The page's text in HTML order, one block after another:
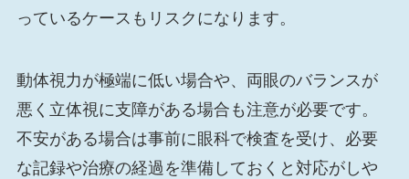
っているケースもリスクになります。
動体視力が極端に低い場合や、両眼のバランスが
悪く立体視に支障がある場合も注意が必要です。
不安がある場合は事前に眼科で検査を受け、必要
な記録や治療の経過を準備しておくと対応がしや